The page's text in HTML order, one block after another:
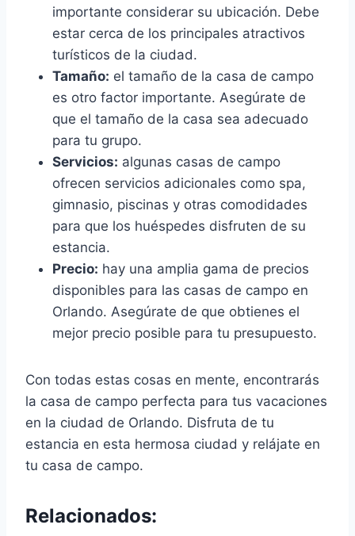
importante considerar su ubicación. Debe
estar cerca de los principales atractivos
turísticos de la ciudad.
Tamaño: el tamaño de la casa de campo
es otro factor importante. Asegúrate de
que el tamaño de la casa sea adecuado
para tu grupo.
Servicios: algunas casas de campo
ofrecen servicios adicionales como spa,
gimnasio, piscinas y otras comodidades
para que los huéspedes disfruten de su
estancia.
Precio: hay una amplia gama de precios
disponibles para las casas de campo en
Orlando. Asegúrate de que obtienes el
mejor precio posible para tu presupuesto.
Con todas estas cosas en mente, encontrarás
la casa de campo perfecta para tus vacaciones
en la ciudad de Orlando. Disfruta de tu
estancia en esta hermosa ciudad y relájate en
tu casa de campo.
Relacionados: